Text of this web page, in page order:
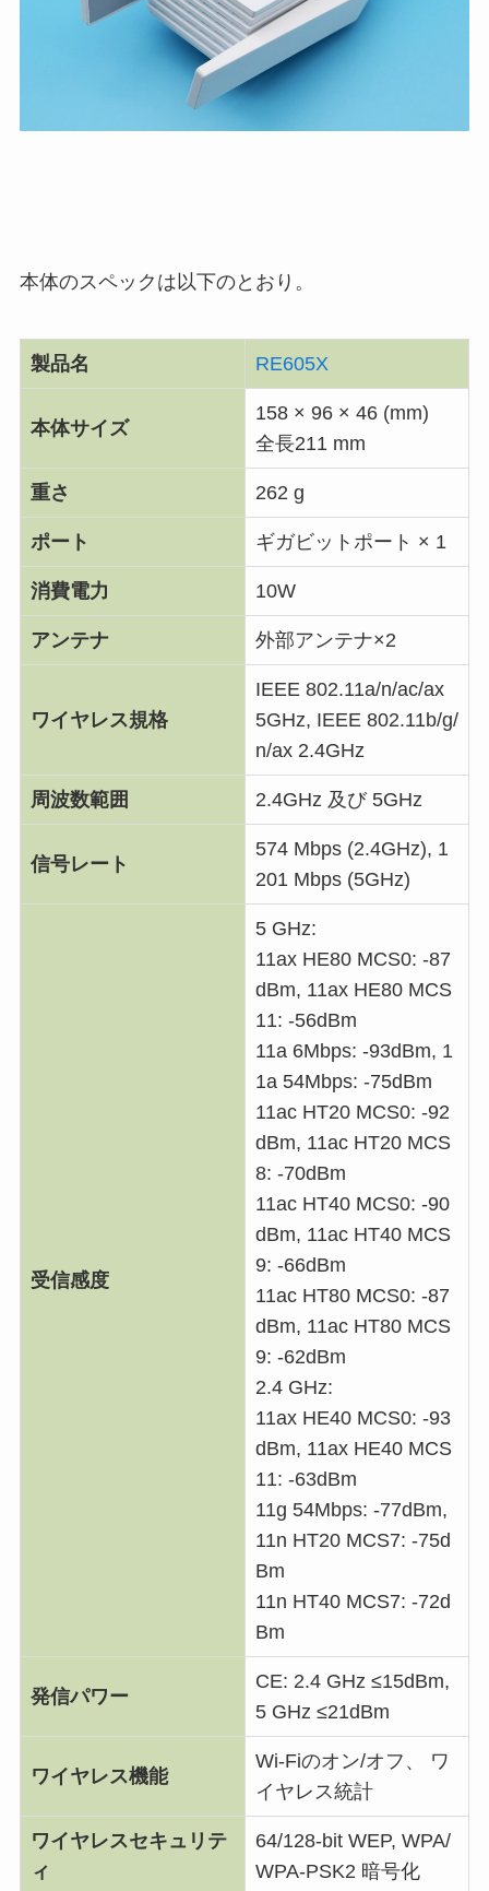
本体のスペックは以下のとおり。
製品名 RE605X
本体サイズ
158 × 96 × 46 (mm)
全長211 mm
重さ 262 g
ポート ギガビットポート × 1
消費電力 10W
アンテナ 外部アンテナ×2
ワイヤレス規格
IEEE 802.11a/n/ac/ax
5GHz, IEEE 802.11b/g/
n/ax 2.4GHz
周波数範囲 2.4GHz 及び 5GHz
信号レート
574 Mbps (2.4GHz), 1
201 Mbps (5GHz)
受信感度
5 GHz:
11ax HE80 MCS0: -87
dBm, 11ax HE80 MCS
11: -56dBm
11a 6Mbps: -93dBm, 1
1a 54Mbps: -75dBm
11ac HT20 MCS0: -92
dBm, 11ac HT20 MCS
8: -70dBm
11ac HT40 MCS0: -90
dBm, 11ac HT40 MCS
9: -66dBm
11ac HT80 MCS0: -87
dBm, 11ac HT80 MCS
9: -62dBm
2.4 GHz:
11ax HE40 MCS0: -93
dBm, 11ax HE40 MCS
11: -63dBm
11g 54Mbps: -77dBm,
11n HT20 MCS7: -75d
Bm
11n HT40 MCS7: -72d
Bm
発信パワー
CE: 2.4 GHz ≤15dBm,
5 GHz ≤21dBm
ワイヤレス機能
Wi-Fiのオン/オフ、 ワ
イヤレス統計
ワイヤレスセキュリテ
ィ
64/128-bit WEP, WPA/
WPA-PSK2 暗号化